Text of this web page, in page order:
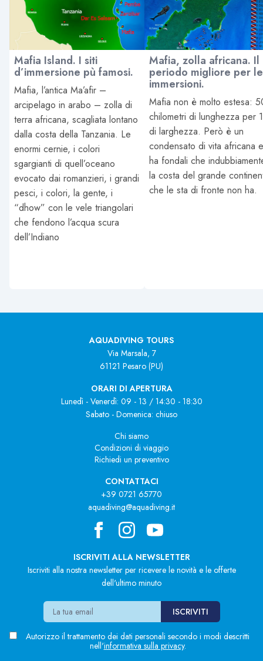
Mafia Island. I siti
d’immersione pù famosi.
Mafia, l’antica Ma’afir –
arcipelago in arabo – zolla di
terra africana, scagliata lontano
dalla costa della Tanzania. Le
enormi cernie, i colori
sgargianti di quell’oceano
evocato dai romanzieri, i grandi
pesci, i colori, la gente, i
“dhow” con le vele triangolari
che fendono l’acqua scura
dell’Indiano
Mafia, zolla africana. Il
periodo migliore per le
immersioni.
Mafia non è molto estesa:
chilometri di lunghezza per
di larghezza. Però è un
condensato di vita africana
ha fondali che
la costa del grande
che le sta di fronte non ha.
AQUADIVING TOURS
Via Marsala, 7
61121 Pesaro (PU)
ORARI DI APERTURA
Lunedì - Venerdì: 09 - 13 / 14:30 - 18:30
Sabato - Domenica: chiuso
Chi siamo
Condizioni di viaggio
Richiedi un preventivo
CONTATTACI
+39 0721 65770
aquadiving@aquadiving.it
ISCRIVITI ALLA NEWSLETTER
Iscriviti alla nostra newsletter per ricevere le novità e le offerte
dell'ultimo minuto
Autorizzo il trattamento dei dati personali secondo i modi descritti
nell'informativa sulla privacy.